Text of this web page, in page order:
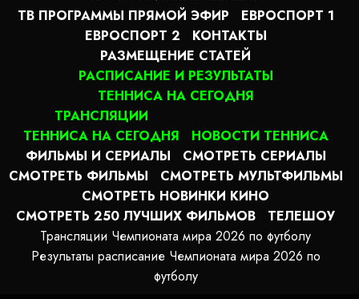
ТВ ПРОГРАММЫ ПРЯМОЙ ЭФИР
ЕВРОСПОРТ 1
ЕВРОСПОРТ 2
КОНТАКТЫ
РАЗМЕЩЕНИЕ СТАТЕЙ
РАСПИСАНИЕ И РЕЗУЛЬТАТЫ
ТЕННИСА НА СЕГОДНЯ
ТРАНСЛЯЦИИ
ТЕННИСА НА СЕГОДНЯ
НОВОСТИ ТЕННИСА
ФИЛЬМЫ И СЕРИАЛЫ
СМОТРЕТЬ СЕРИАЛЫ
СМОТРЕТЬ ФИЛЬМЫ
СМОТРЕТЬ МУЛЬТФИЛЬМЫ
СМОТРЕТЬ НОВИНКИ КИНО
СМОТРЕТЬ 250 ЛУЧШИХ ФИЛЬМОВ
ТЕЛЕШОУ
Трансляции Чемпионата мира 2026 по футболу
Результаты расписание Чемпионата мира 2026 по
футболу